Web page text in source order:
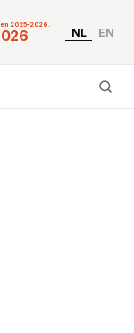
2025–2026.
NL EN